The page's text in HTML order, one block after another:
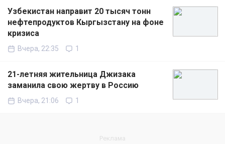
Узбекистан направит 20 тысяч тонн
нефтепродуктов Кыргызстану на фоне
кризиса
Вчера, 22:35 1
21-летняя жительница Джизака
заманила свою жертву в Россию
Вчера, 21:06 1